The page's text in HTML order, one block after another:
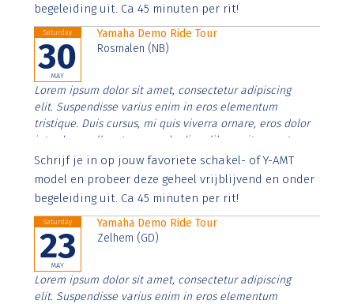
begeleiding uit. Ca 45 minuten per rit!
Saturday
30
MAY
Yamaha Demo Ride Tour
Rosmalen (NB)
Lorem ipsum dolor sit amet, consectetur adipiscing
elit. Suspendisse varius enim in eros elementum
tristique. Duis cursus, mi quis viverra ornare, eros dolor
interdum nulla, ut commodo diam libero vitae erat.
Aenean faucibus nibh et justo cursus id rutrum lorem
imperdiet. Nunc ut sem vitae risus tristique posuere.
Schrijf je in op jouw favoriete schakel- of Y-AMT
model en probeer deze geheel vrijblijvend en onder
begeleiding uit. Ca 45 minuten per rit!
Saturday
23
MAY
Yamaha Demo Ride Tour
Zelhem (GD)
Lorem ipsum dolor sit amet, consectetur adipiscing
elit. Suspendisse varius enim in eros elementum